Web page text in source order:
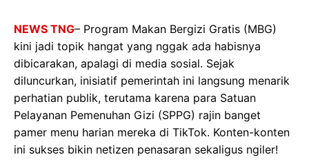
NEWS TNG– Program Makan Bergizi Gratis (MBG)
kini jadi topik hangat yang nggak ada habisnya
dibicarakan, apalagi di media sosial. Sejak
diluncurkan, inisiatif pemerintah ini langsung menarik
perhatian publik, terutama karena para Satuan
Pelayanan Pemenuhan Gizi (SPPG) rajin banget
pamer menu harian mereka di TikTok. Konten-konten
ini sukses bikin netizen penasaran sekaligus ngiler!